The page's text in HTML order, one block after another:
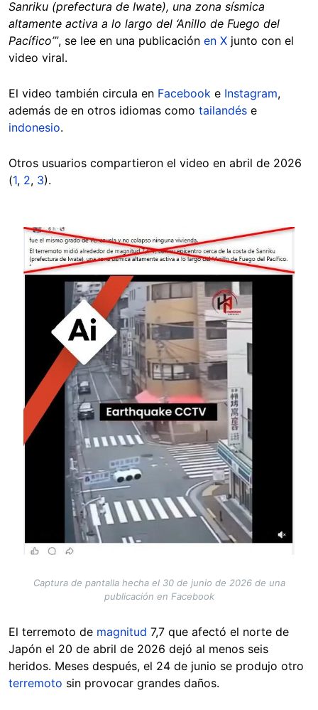
Sanriku (prefectura de Iwate), una zona sísmica
altamente activa a lo largo del ‘Anillo de Fuego del
Pacífico’”, se lee en una publicación en X junto con el
video viral.
El video también circula en Facebook e Instagram,
además de en otros idiomas como tailandés e
indonesio.
Otros usuarios compartieron el video en abril de 2026
(1, 2, 3).
Image
Captura de pantalla hecha el 30 de junio de 2026 de una
publicación en Facebook
El terremoto de magnitud 7,7 que afectó el norte de
Japón el 20 de abril de 2026 dejó al menos seis
heridos. Meses después, el 24 de junio se produjo otro
terremoto sin provocar grandes daños.